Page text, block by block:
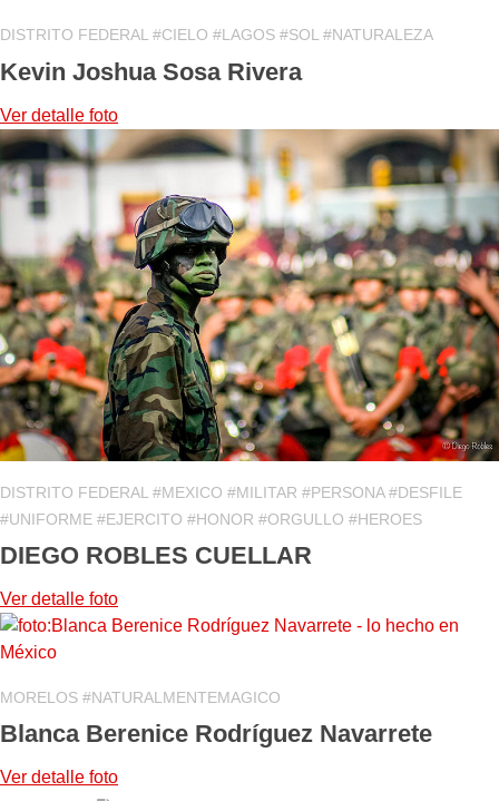
DISTRITO FEDERAL #CIELO #LAGOS #SOL #NATURALEZA
Kevin Joshua Sosa Rivera
Ver detalle foto
DISTRITO FEDERAL #MEXICO #MILITAR #PERSONA #DESFILE
#UNIFORME #EJERCITO #HONOR #ORGULLO #HEROES
DIEGO ROBLES CUELLAR
Ver detalle foto
MORELOS #NATURALMENTEMAGICO
Blanca Berenice Rodríguez Navarrete
Ver detalle foto